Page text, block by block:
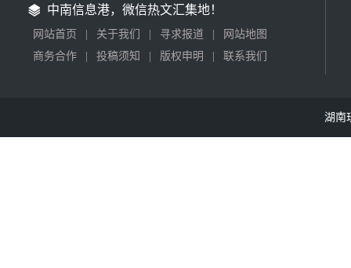
中南信息港，微信热文汇集地！
网站首页 关于我们 寻求报道
网站地图
商务合作
投稿须知 版权申明 联系我们
湖南